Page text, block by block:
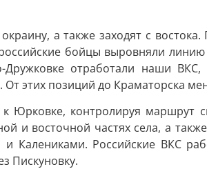
а также заходят с
бойцы выровняли
отработали наши ВКС,
этих позиций до Краматорска
Юрковке, контролируя маршрут
и восточной частях села, а
Калениками. Российские ВКС
Пискуновку.